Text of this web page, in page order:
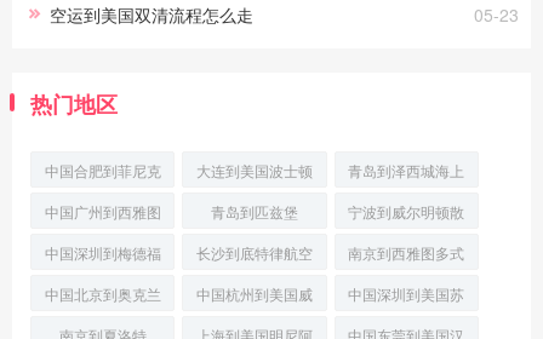
05-23
空运到美国双清流程怎么走
热门地区
中国合肥到菲尼克
斯(Phoenix)经济
大连到美国波士顿
国际空运
青岛到泽西城海上
运输
中国广州到西雅图
空运派送
青岛到匹兹堡
(Pittsburgh)门到
宁波到威尔明顿散
货船运输
中国深圳到梅德福
普货空运
长沙到底特律航空
快递
南京到西雅图多式
联运
中国北京到奥克兰
门到门空运
中国杭州到美国威
尔明顿(Wilmingt
中国深圳到美国苏
福尔斯(SiouxFal
南京到夏洛特 上海到美国明尼阿 中国东莞到美国汉